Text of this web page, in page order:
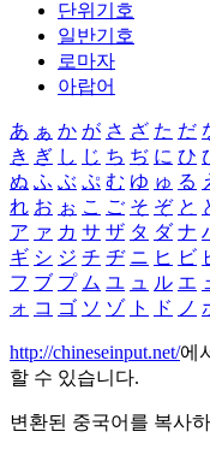
단위기호
일반기호
로마자
아랍어
あ ぁ か が さ ざ た だ
き ぎ し じ ち ぢ に ひ
ぬ ふ ぶ ぷ む ゆ ゅ る
れ お ぉ こ ご そ ぞ と
ア ァ カ サ ザ タ ダ ナ
ギ シ ジ チ ヂ ニ ヒ ビ
フ ブ プ ム ユ ュ ル エ
ォ コ ゴ ソ ゾ ト ド ノ
http://chineseinput.net/에
할 수 있습니다.
변환된 중국어를 복사